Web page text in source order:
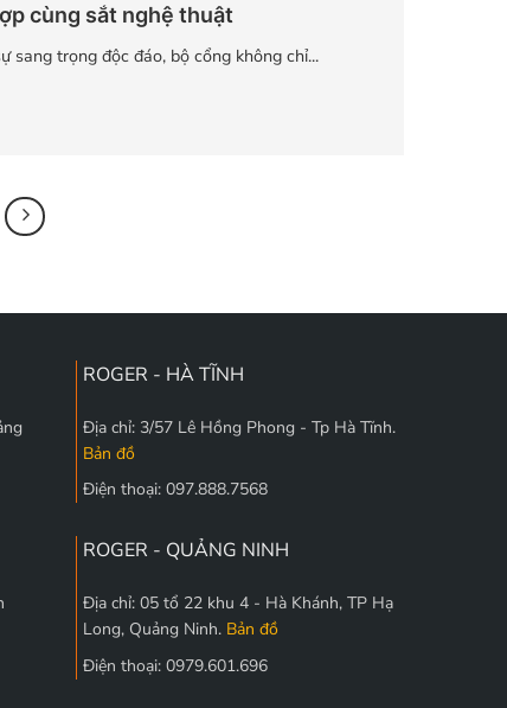
cùng sắt nghệ thuật
sang trọng độc đáo, bộ cổng không chỉ...
ROGER - HÀ TĨNH
Địa chỉ: 3/57 Lê Hồng Phong - Tp Hà Tĩnh.
Bản đồ
Điện thoại: 097.888.7568
ROGER - QUẢNG NINH
Địa chỉ: 05 tổ 22 khu 4 - Hà Khánh, TP Hạ
Long, Quảng Ninh. Bản đồ
Điện thoại: 0979.601.696